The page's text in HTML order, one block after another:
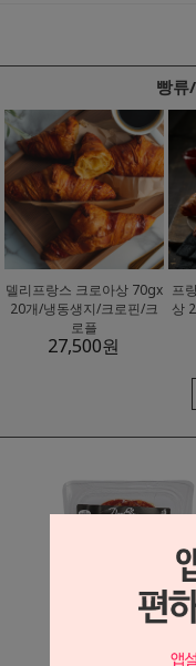
빵류
델리프랑스 크로아상 70gx
20개/냉동생지/크로핀/크
로플
27,500원
프
상